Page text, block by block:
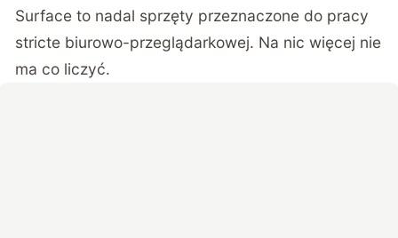
Surface to nadal sprzęty przeznaczone do pracy
stricte biurowo-przeglądarkowej. Na nic więcej nie
ma co liczyć.